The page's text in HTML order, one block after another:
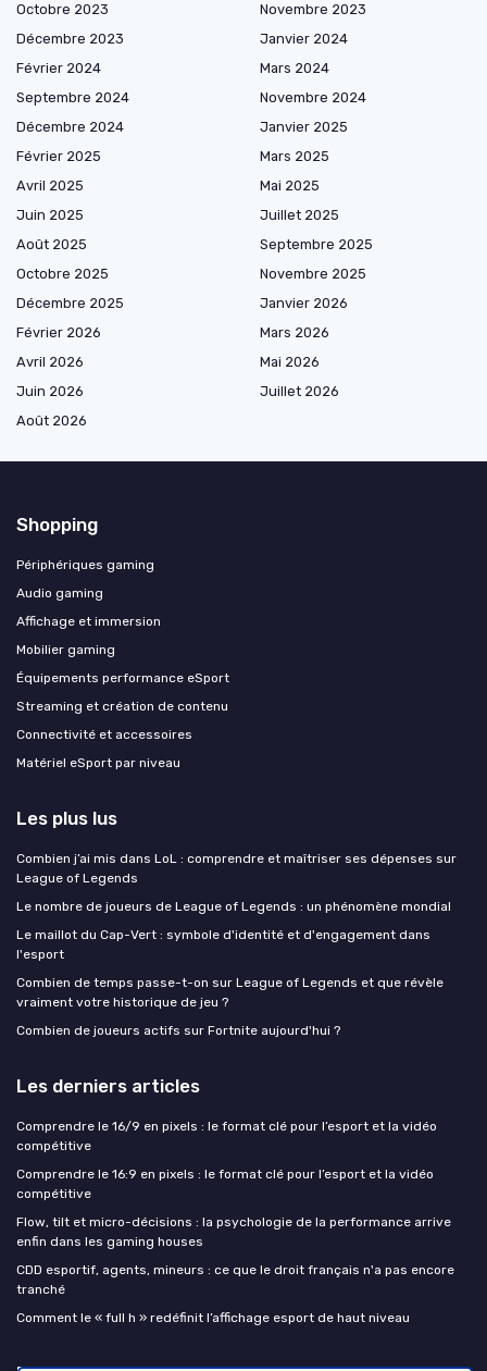
Octobre 2023
Novembre 2023
Décembre 2023
Janvier 2024
Février 2024
Mars 2024
Septembre 2024
Novembre 2024
Décembre 2024
Janvier 2025
Février 2025
Mars 2025
Avril 2025
Mai 2025
Juin 2025
Juillet 2025
Août 2025
Septembre 2025
Octobre 2025
Novembre 2025
Décembre 2025
Janvier 2026
Février 2026
Mars 2026
Avril 2026
Mai 2026
Juin 2026
Juillet 2026
Août 2026
Shopping
Périphériques gaming
Audio gaming
Affichage et immersion
Mobilier gaming
Équipements performance eSport
Streaming et création de contenu
Connectivité et accessoires
Matériel eSport par niveau
Les plus lus
Combien j’ai mis dans LoL : comprendre et maîtriser ses dépenses sur
League of Legends
Le nombre de joueurs de League of Legends : un phénomène mondial
Le maillot du Cap-Vert : symbole d'identité et d'engagement dans
l'esport
Combien de temps passe-t-on sur League of Legends et que révèle
vraiment votre historique de jeu ?
Combien de joueurs actifs sur Fortnite aujourd'hui ?
Les derniers articles
Comprendre le 16/9 en pixels : le format clé pour l’esport et la vidéo
compétitive
Comprendre le 16:9 en pixels : le format clé pour l’esport et la vidéo
compétitive
Flow, tilt et micro-décisions : la psychologie de la performance arrive
enfin dans les gaming houses
CDD esportif, agents, mineurs : ce que le droit français n'a pas encore
tranché
Comment le « full h » redéfinit l’affichage esport de haut niveau